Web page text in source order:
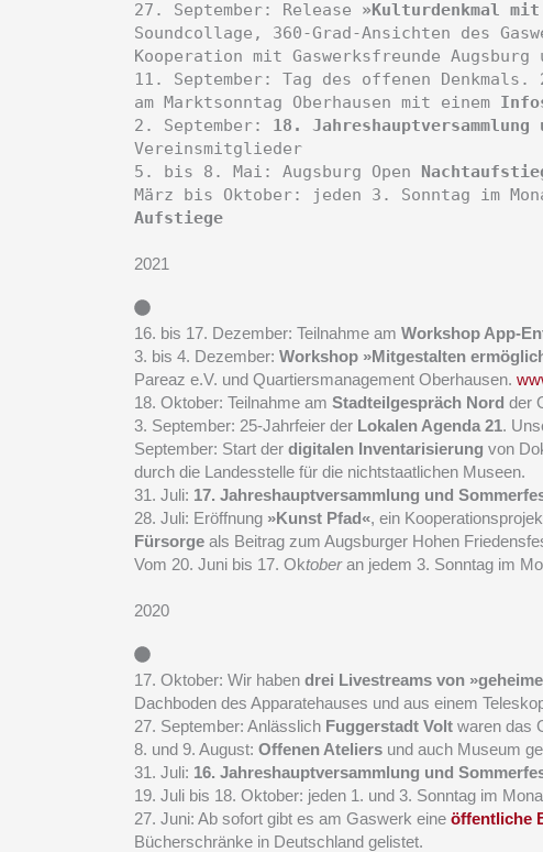
27. September: Release »Kulturdenkmal
Soundcollage, 360-Grad-Ansichten des
Kooperation mit Gaswerksfreunde Augsburg
11. September: Tag des offenen Denkmals.
am Marktsonntag Oberhausen mit einem
2. September: 18. Jahreshauptversammlung
Vereinsmitglieder
5. bis 8. Mai: Augsburg Open
März bis Oktober: jeden 3. Sonntag im
Aufstiege
2021
16. bis 17. Dezember: Teilnahme am Workshop App-
3. bis 4. Dezember: Workshop »Mitgestalten
Pareaz e.V. und Quartiersmanagement Oberhausen.
18. Oktober: Teilnahme am Stadteilgespräch Nord der
3. September: 25-Jahrfeier der Lokalen Agenda 21.
September: Start der digitalen Inventarisierung von
durch die Landesstelle für die nichtstaatlichen Museen.
31. Juli: 17. Jahreshauptversammlung und
28. Juli: Eröffnung »Kunst Pfad«, ein
Fürsorge als Beitrag zum Augsburger Hohen
Vom 20. Juni bis 17. Oktoberan jedem 3. Sonntag im
2020
17. Oktober: Wir haben drei Livestreams von
Dachboden des Apparatehauses und aus einem
27. September: Anlässlich Fuggerstadt Volt waren das
8. und 9. August: Offenen Ateliers und auch Museum
31. Juli: 16. Jahreshauptversammlung und
19. Juli bis 18. Oktober: jeden 1. und 3. Sonntag im
27. Juni: Ab sofort gibt es am Gaswerk eine öffentliche
Bücherschränke in Deutschland gelistet.